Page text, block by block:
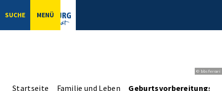
SUCHE MENÜ
© bbsferrari
Startseite Familie und Leben